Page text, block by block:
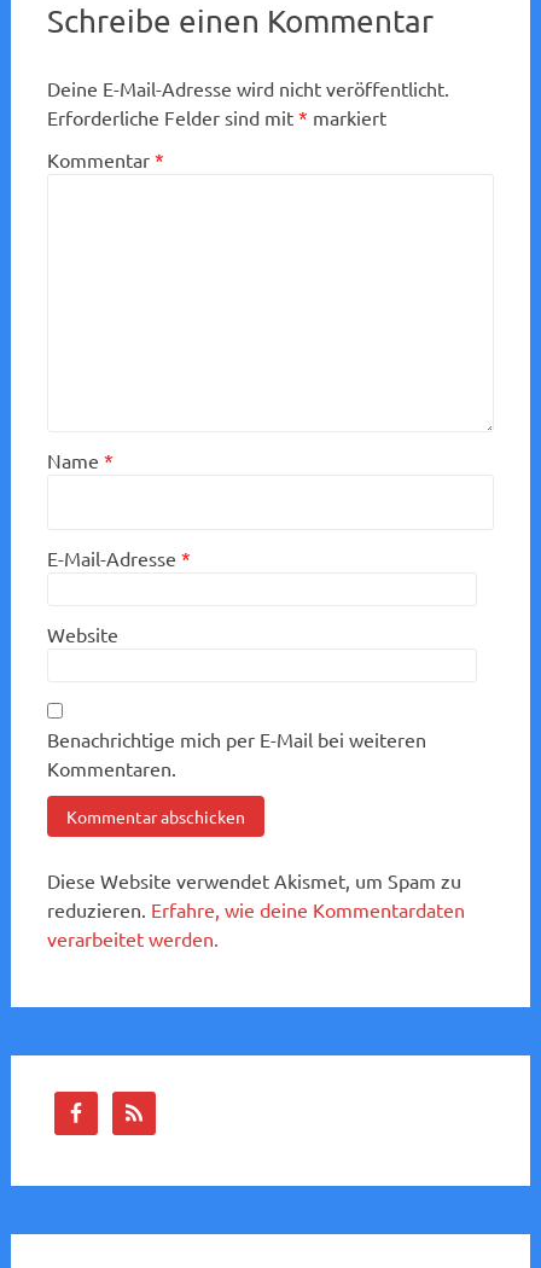
Schreibe einen Kommentar
Deine E-Mail-Adresse wird nicht veröffentlicht.
Erforderliche Felder sind mit * markiert
Kommentar *
Name *
E-Mail-Adresse *
Website
Benachrichtige mich per E-Mail bei weiteren
Kommentaren.
Diese Website verwendet Akismet, um Spam zu
reduzieren. Erfahre, wie deine Kommentardaten
verarbeitet werden.